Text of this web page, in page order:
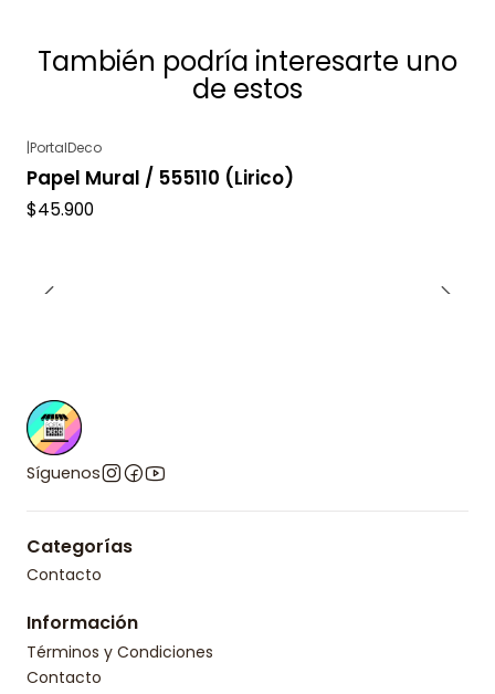
También podría interesarte uno
de estos
|PortalDeco
Papel Mural / 555110 (Lirico)
$45.900
Síguenos
Categorías
Contacto
Información
Términos y Condiciones
Contacto